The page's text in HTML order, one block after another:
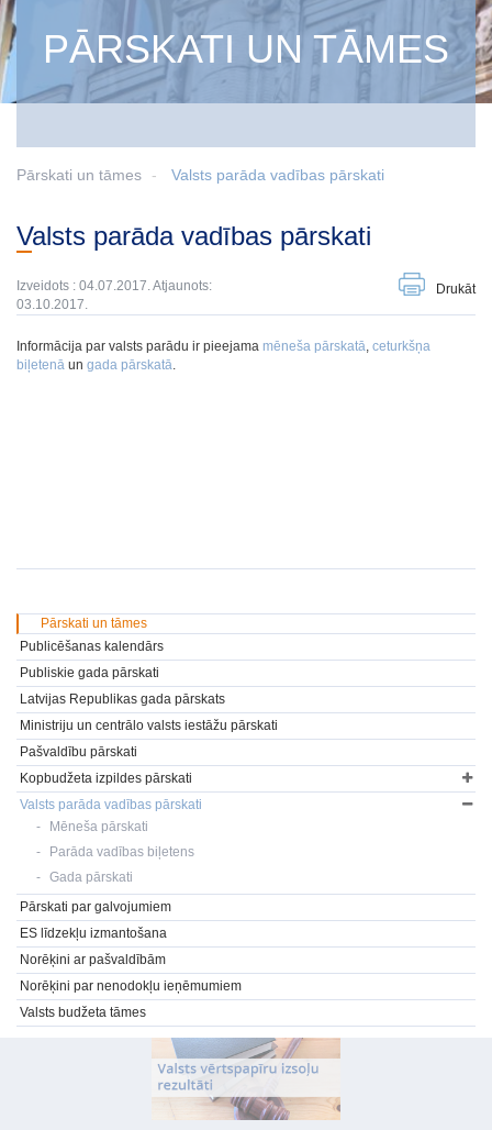
PĀRSKATI UN TĀMES
Pārskati un tāmes Valsts parāda vadības pārskati
Valsts parāda vadības pārskati
Izveidots : 04.07.2017. Atjaunots:
03.10.2017.
Drukāt
Informācija par valsts parādu ir pieejama mēneša pārskatā, ceturkšņa
biļetenā un gada pārskatā.
Pārskati un tāmes
Publicēšanas kalendārs
Publiskie gada pārskati
Latvijas Republikas gada pārskats
Ministriju un centrālo valsts iestāžu pārskati
Pašvaldību pārskati
Kopbudžeta izpildes pārskati
Valsts parāda vadības pārskati
Mēneša pārskati
Parāda vadības biļetens
Gada pārskati
Pārskati par galvojumiem
ES līdzekļu izmantošana
Norēķini ar pašvaldībām
Norēķini par nenodokļu ieņēmumiem
Valsts budžeta tāmes